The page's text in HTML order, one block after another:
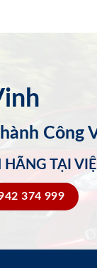
Công
TẠI
374 999